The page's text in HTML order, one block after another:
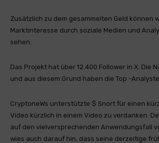
Zusätzlich zu dem gesammelten Geld können
Marktinteresse durch soziale Medien und
sehen.
Das Projekt hat über 12.400 Follower in X. Die
und aus diesem Grund haben die Top -
CryptoneWs unterstützte $ Snort für einen
Video kürzlich in einem Video zu verdanken.
auf den vielversprechenden Anwendungsfall
wies auch darauf hin, dass seine derzeitige